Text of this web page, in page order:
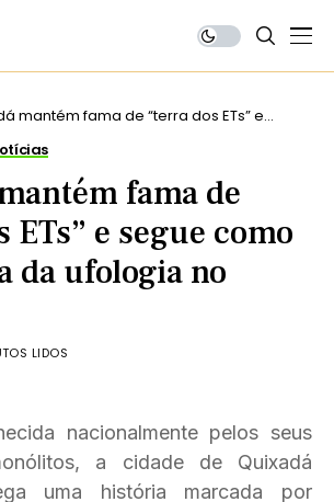
mantém fama de “terra dos ETs” e
fama de
ETs” e segue como
da ufologia no
LIDOS
nacionalmente pelos seus
a cidade de Quixadá
uma história marcada por